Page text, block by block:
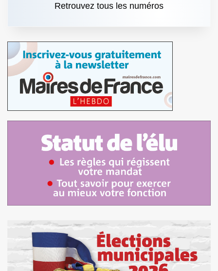
Retrouvez tous les numéros